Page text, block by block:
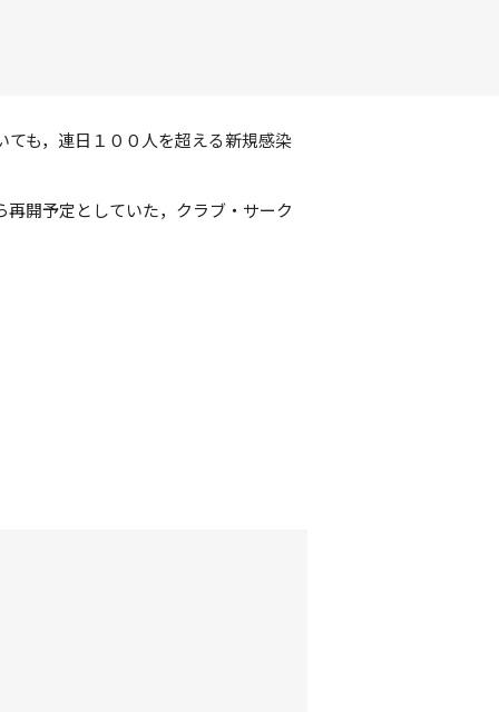
も，連日１００人を超える新規感染
開予定としていた，クラブ・サーク